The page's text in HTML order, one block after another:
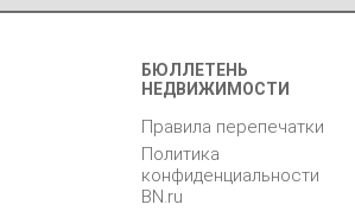
БЮЛЛЕТЕНЬ
НЕДВИЖИМОСТИ
Правила перепечатки
Политика
конфиденциальности
BN.ru